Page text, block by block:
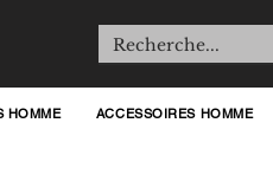
HOMME ACCESSOIRES HOMME